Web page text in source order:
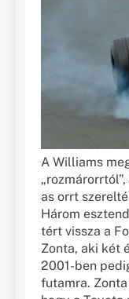
A Williams
as orrt
Három
tért vissza a
Zonta, aki két
2001-ben
futamra.